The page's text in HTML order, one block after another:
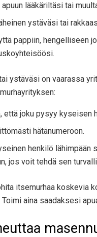
apuun lääkäriltäsi tai
ystäväsi tai
pappiin, hengelliseen
ystäväsi on vaarassa
että joku pysyy kyseisen
hätänumeroon.
henkilö lähimpään
jos voit tehdä sen
itsemurhaa koskevia
Toimi aina saadaksesi